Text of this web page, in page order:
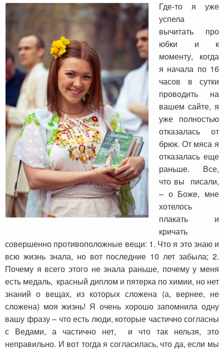
Где-то я уже
успела
вычитать про
юбки и к
моменту, когда
я начала по 16
часов в сутки
проводить на
вашем сайте, я
уже полностью
отказалась от
брюк. От мяса я
отказалась еще
раньше. Все,
что вы писали,
– о Боже, мне
хотелось
плакать и
кричать
совершенно противоположные вещи: 1. Что я это знаю и
всю жизнь знала, но вот последние 10 лет забыла; 2.
Почему я всего этого не знала раньше, почему у меня
есть медаль, красный диплом и пятерка по химии, но нет
знаний о вещах, из которых сложена (а, вернее, не
сложена) моя жизнь! Я очень хорошо запомнила одну
вашу фразу – что есть люди, которые частично согласны
с Ведами, а частично нет, и что так нельзя, это
неправильно. И вот тогда я согласилась, что да, если мы